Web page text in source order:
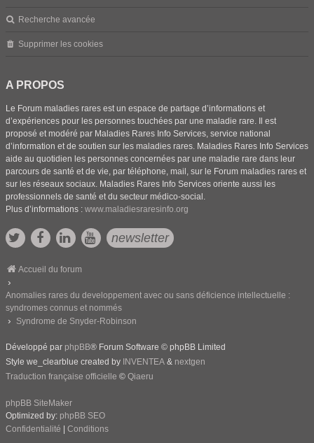
Recherche avancée
Supprimer les cookies
A PROPOS
Le Forum maladies rares est un espace de partage d’informations et
d’expériences pour les personnes touchées par une maladie rare. Il est
proposé et modéré par Maladies Rares Info Services, service national
d’information et de soutien sur les maladies rares. Maladies Rares Info Services
aide au quotidien les personnes concernées par une maladie rare dans leur
parcours de santé et de vie, par téléphone, mail, sur le Forum maladies rares et
sur les réseaux sociaux. Maladies Rares Info Services oriente aussi les
professionnels de santé et du secteur médico-social.
Plus d’informations : www.maladiesraresinfo.org
newsletter
Accueil du forum
Anomalies rares du developpement avec ou sans déficience intellectuelle :
syndromes connus et nommés
Syndrome de Snyder-Robinson
Développé par phpBB® Forum Software © phpBB Limited
Style we_clearblue created by INVENTEA & nextgen
Traduction française officielle © Qiaeru
phpBB SiteMaker
Optimized by: phpBB SEO
Confidentialité
Conditions